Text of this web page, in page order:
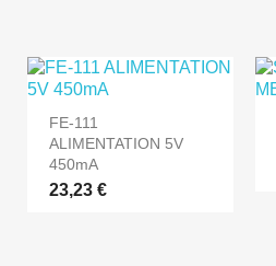
FE-111
ALIMENTATION 5V
450mA
23,23 €